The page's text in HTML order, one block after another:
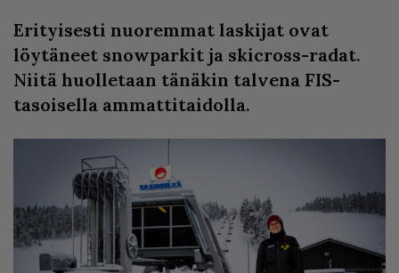
Erityisesti nuoremmat laskijat ovat
löytäneet snowparkit ja skicross-radat.
Niitä huolletaan tänäkin talvena FIS-
tasoisella ammattitaidolla.